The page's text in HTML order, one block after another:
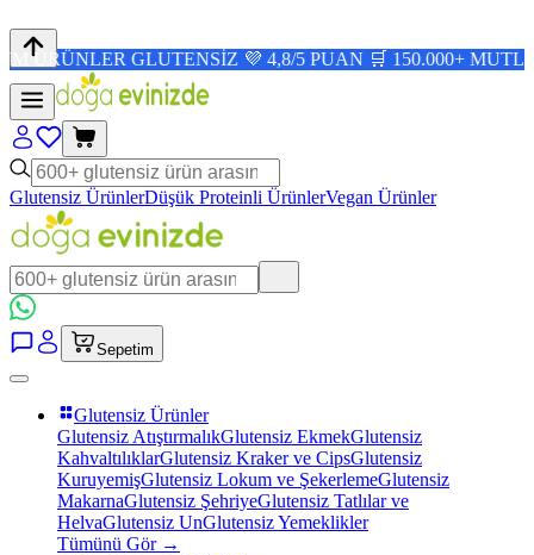
GLUTENSİZ 💜 4,8/5 PUAN 🛒 150.000+ MUTLU
Glutensiz ÜrünlerDüşük Proteinli ÜrünlerVegan Ürünler
Sepetim
Glutensiz Ürünler
Glutensiz AtıştırmalıkGlutensiz EkmekGlutensiz
KahvaltılıklarGlutensiz Kraker ve CipsGlutensiz
KuruyemişGlutensiz Lokum ve ŞekerlemeGlutensiz
MakarnaGlutensiz ŞehriyeGlutensiz Tatlılar ve
HelvaGlutensiz UnGlutensiz Yemeklikler
Tümünü Gör →